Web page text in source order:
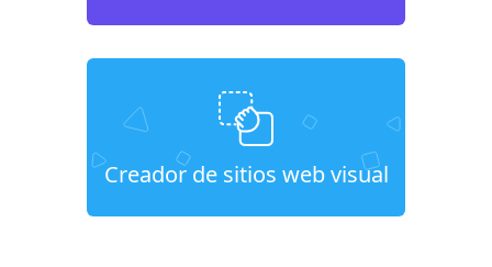
Creador de sitios web visual